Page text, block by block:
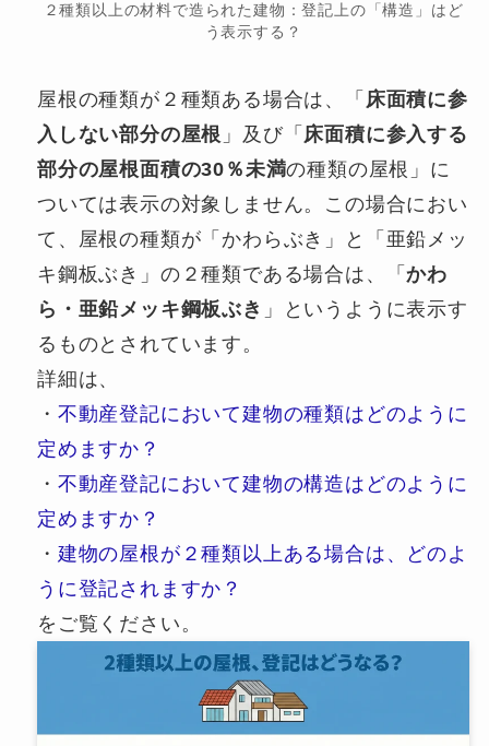
２種類以上の材料で造られた建物：登記上の「構造」はど
う表示する？
屋根の種類が２種類ある場合は、「 床面積に参
入しない部分の屋根 」及び「 床面積に参入する
部分の屋根面積の30％未満の種類の屋根」に
ついては表示の対象しません。この場合におい
て、屋根の種類が「かわらぶき」と「亜鉛メッ
キ鋼板ぶき」の２種類である場合は、「かわ
ら・亜鉛メッキ鋼板ぶき 」というように表示す
るものとされています。
詳細は、
・ 不動産登記において建物の種類はどのように
定めますか？
・ 不動産登記において建物の構造はどのように
定めますか？
・ 建物の屋根が２種類以上ある場合は、どのよ
うに登記されますか？
をご覧ください。